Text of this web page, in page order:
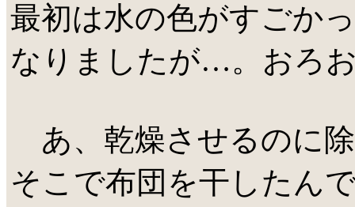
最初は水の色がすごか
なりましたが…。おろ
あ、乾燥させるのに
そこで布団を干したん